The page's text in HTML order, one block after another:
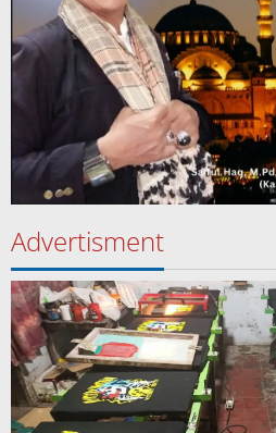
Advertisment